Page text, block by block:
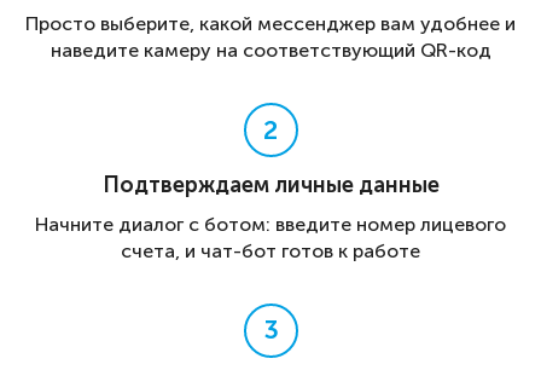
Просто выберите, какой мессенджер вам удобнее и
наведите камеру на соответствующий QR-код
2
Подтверждаем личные данные
Начните диалог с ботом: введите номер лицевого
счета, и чат-бот готов к работе
3